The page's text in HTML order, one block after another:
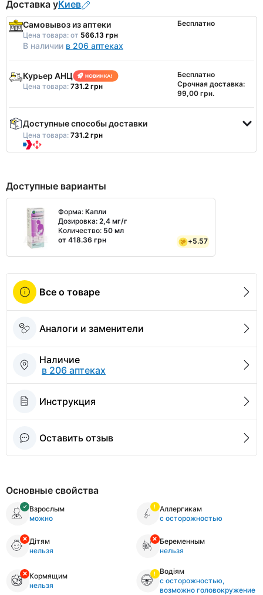
Доставка уКиев
Самовывоз из аптеки
Цена товара: от 566.13 грн
В наличии в 206 аптеках
Бесплатно
Курьер АНЦ
Цена товара: 731.2 грн
Бесплатно
Срочная доставка:
99,00 грн.
Доступные способы доставки
Цена товара: 731.2 грн
Доступные варианты
Форма: Капли
Дозировка: 2,4 мг/г
Количество: 50 мл
от 418.36 грн
+5.57
Все о товаре
Аналоги и заменители
Наличие
в 206 аптеках
Инструкция
Оставить отзыв
Основные свойства
Взрослым
можно
Аллергикам
с осторожностью
Дітям
нельзя
Беременным
нельзя
Кормящим
нельзя
Водіям
с осторожностью,
возможно головокружение